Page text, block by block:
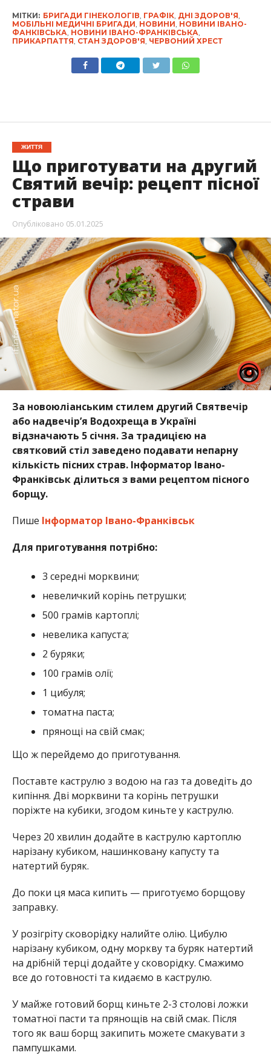
МІТКИ: БРИГАДИ ГІНЕКОЛОГІВ, ГРАФІК, ДНІ ЗДОРОВ'Я,
МОБІЛЬНІ МЕДИЧНІ БРИГАДИ, НОВИНИ, НОВИНИ ІВАНО-
ФАНКІВСЬКА, НОВИНИ ІВАНО-ФРАНКІВСЬКА,
ПРИКАРПАТТЯ, СТАН ЗДОРОВ'Я, ЧЕРВОНИЙ ХРЕСТ
ЖИТТЯ
Що приготувати на другий
Святий вечір: рецепт пісної
страви
Опубліковано 05.01.2025
За новоюліанським стилем другий Святвечір
або надвечір’я Водохреща в Україні
відзначають 5 січня. За традицією на
святковий стіл заведено подавати непарну
кількість пісних страв. Інформатор Івано-
Франківськ ділиться з вами рецептом пісного
борщу.
Пише Інформатор Івано-Франківськ
Для приготування потрібно:
3 середні морквини;
невеличкий корінь петрушки;
500 грамів картоплі;
невелика капуста;
2 буряки;
100 грамів олії;
1 цибуля;
томатна паста;
прянощі на свій смак;
Що ж перейдемо до приготування.
Поставте каструлю з водою на газ та доведіть до
кипіння. Дві морквини та корінь петрушки
поріжте на кубики, згодом киньте у каструлю.
Через 20 хвилин додайте в каструлю картоплю
нарізану кубиком, нашинковану капусту та
натертий буряк.
До поки ця маса кипить — приготуємо борщову
заправку.
У розігріту сковорідку налийте олію. Цибулю
нарізану кубиком, одну моркву та буряк натертий
на дрібній терці додайте у сковорідку. Смажимо
все до готовності та кидаємо в каструлю.
У майже готовий борщ киньте 2-3 столові ложки
томатної пасти та прянощів на свій смак. Після
того як ваш борщ закипить можете смакувати з
пампушками.